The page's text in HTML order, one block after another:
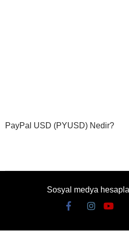
PayPal USD (PYUSD) Nedir?
Sosyal medya